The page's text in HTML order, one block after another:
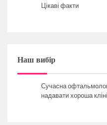
Цікаві факти
Наш вибір
Сучасна
надавати хороша